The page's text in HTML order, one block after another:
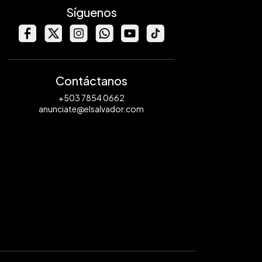
Síguenos
Contáctanos
+503 7854 0662
anunciate@elsalvador.com